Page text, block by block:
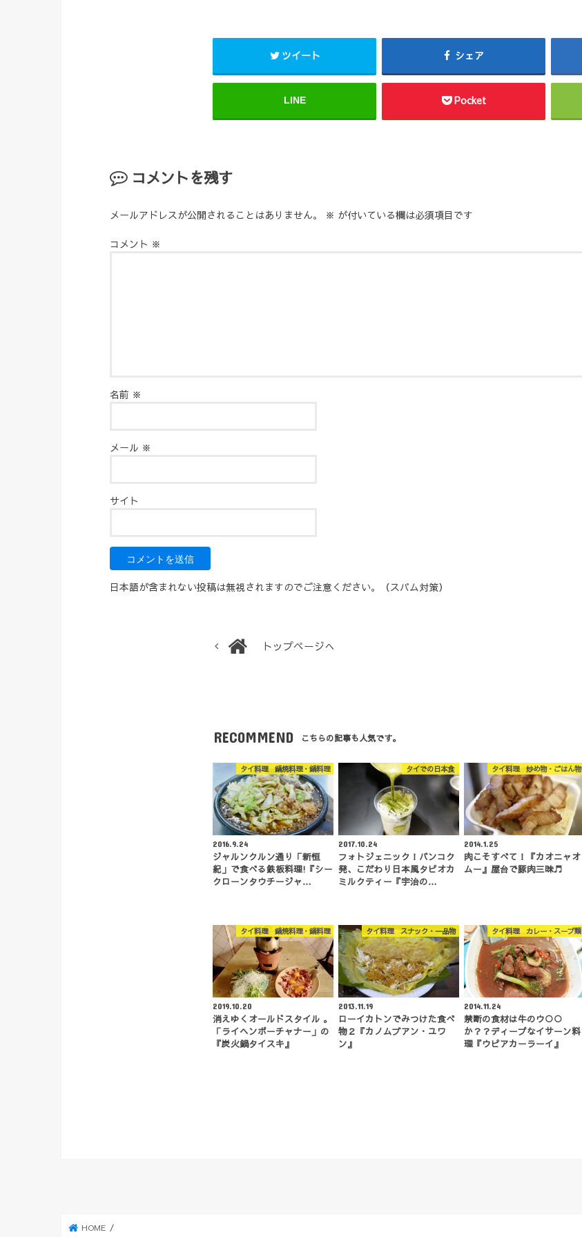
ツイート シェア
LINE Pocket
コメントを残す
メールアドレスが公開されることはありません。 ※ が付いている欄は必須項目です
コメント ※
名前 ※
メール ※
サイト
日本語が含まれない投稿は無視されますのでご注意ください。（スパム対策）
トップページへ
RECOMMEND こちらの記事も人気です。
タイ料理 鍋焼料理・鍋料理
2016.9.24
ジャルンクルン通り「新恒
紀」で食べる鉄板料理!『シー
クローンタウチージャ…
タイでの日本食
2017.10.24
フォトジェニック！バンコク
発、こだわり日本風タピオカ
ミルクティー『宇治の…
タイ料理 炒め物・ごはん物
2014.1.25
肉こそすべて！『カオニャオ
ムー』屋台で豚肉三昧♬
タイ料理 鍋焼料理・鍋料理
2019.10.20
消えゆくオールドスタイル 。
「ライヘンポーチャナー」の
『炭火鍋タイスキ』
タイ料理 スナック・一品物
2013.11.19
ローイカトンでみつけた食べ
物２『カノムブアン・ユワ
ン』
タイ料理 カレー・スープ類
2014.11.24
禁断の食材は牛のウ○○
か？？ディープなイサーン料
理『ウピアカーラーイ』
HOME